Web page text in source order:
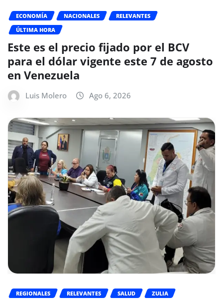
ECONOMÍA NACIONALES
RELEVANTES
ÚLTIMA HORA
Este es el precio fijado por el BCV
para el dólar vigente este 7 de agosto
en Venezuela
Luis Molero Ago 6, 2026
REGIONALES RELEVANTES SALUD ZULIA